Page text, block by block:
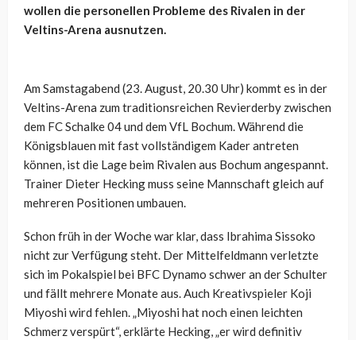
wollen die personellen Probleme des Rivalen in der
Veltins-Arena ausnutzen.
Am Samstagabend (23. August, 20.30 Uhr) kommt es in der
Veltins-Arena zum traditionsreichen Revierderby zwischen
dem FC Schalke 04 und dem VfL Bochum. Während die
Königsblauen mit fast vollständigem Kader antreten
können, ist die Lage beim Rivalen aus Bochum angespannt.
Trainer Dieter Hecking muss seine Mannschaft gleich auf
mehreren Positionen umbauen.
Schon früh in der Woche war klar, dass Ibrahima Sissoko
nicht zur Verfügung steht. Der Mittelfeldmann verletzte
sich im Pokalspiel bei BFC Dynamo schwer an der Schulter
und fällt mehrere Monate aus. Auch Kreativspieler Koji
Miyoshi wird fehlen. „Miyoshi hat noch einen leichten
Schmerz verspürt“, erklärte Hecking, „er wird definitiv